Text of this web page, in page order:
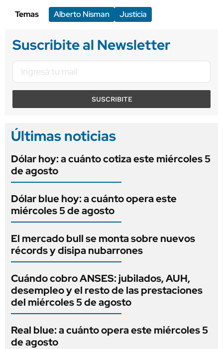
Temas
Alberto Nisman Justicia
Suscribite al Newsletter
SUSCRIBITE
Últimas noticias
Dólar hoy: a cuánto cotiza este miércoles 5
de agosto
Dólar blue hoy: a cuánto opera este
miércoles 5 de agosto
El mercado bull se monta sobre nuevos
récords y disipa nubarrones
Cuándo cobro ANSES: jubilados, AUH,
desempleo y el resto de las prestaciones
del miércoles 5 de agosto
Real blue: a cuánto opera este miércoles 5
de agosto